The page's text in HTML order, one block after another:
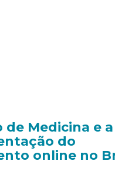
de Medicina e a
do
online no